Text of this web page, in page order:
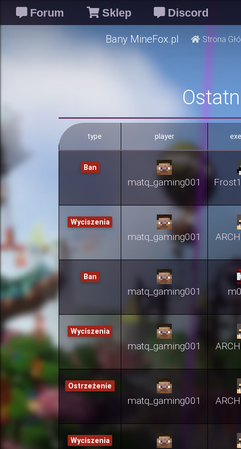
Forum Sklep Discord
Bany MineFox.pl Strona
type player
Ban
matq_gaming001
Wyciszenia
matq_gaming001
Ban
matq_gaming001
Wyciszenia
matq_gaming001
Ostrzeżenie
matq_gaming001
Wyciszenia